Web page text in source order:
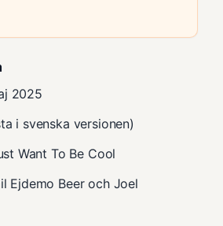
2025
i svenska versionen)
Want To Be Cool
Ejdemo Beer och Joel